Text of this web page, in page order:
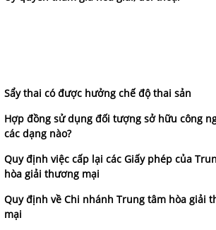
Sẩy thai có được hưởng chế độ thai sản
Hợp đồng sử dụng đối tượng sở hữu công
các dạng nào?
Quy định việc cấp lại các Giấy phép của
hòa giải thương mại
Quy định về Chi nhánh Trung tâm hòa giải
mại